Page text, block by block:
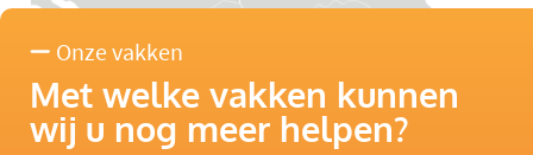
Onze vakken
Met welke vakken kunnen
wij u nog meer helpen?